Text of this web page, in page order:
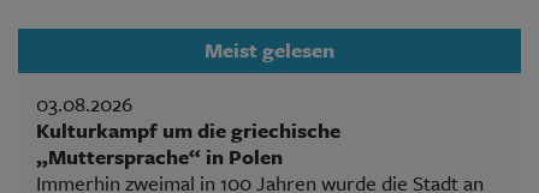
Meist gelesen
03.08.2026
Kulturkampf um die griechische
„Muttersprache“ in Polen
Immerhin zweimal in 100 Jahren wurde die Stadt an